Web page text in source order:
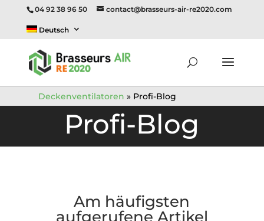
Deckenventilatoren » Profi-Blog
04 92 38 96 50 contact@brasseurs-air-re2020.com
Deutsch
Profi-Blog
Am häufigsten
aufgerufene Artikel